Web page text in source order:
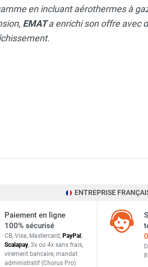
en incluant aérothermes à
EMATa enrichi son offre avec
ENTREPRISE
Paiement en ligne
100% sécurisé
CB, Visa, Mastercard, PayPal ,
Scalapay, 3x ou 4x sans frais,
virement bancaire, mandat
administratif (Chorus Pro)